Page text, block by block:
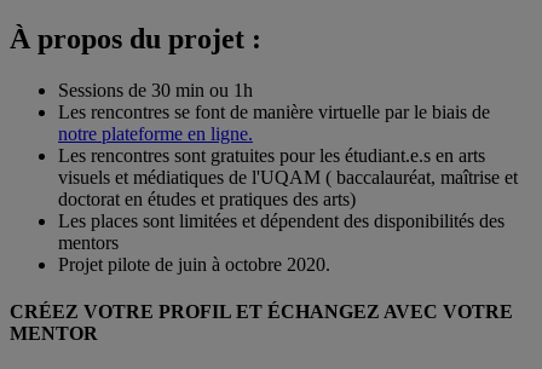
À propos du projet :
Sessions de 30 min ou 1h
Les rencontres se font de manière virtuelle par le biais de
notre plateforme en ligne.
Les rencontres sont gratuites pour les étudiant.e.s en arts
visuels et médiatiques de l'UQAM ( baccalauréat, maîtrise et
doctorat en études et pratiques des arts)
Les places sont limitées et dépendent des disponibilités des
mentors
Projet pilote de juin à octobre 2020.
CRÉEZ VOTRE PROFIL ET ÉCHANGEZ AVEC VOTRE
MENTOR